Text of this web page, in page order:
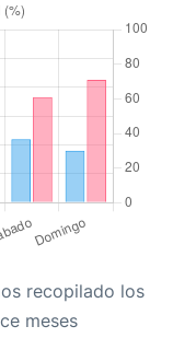
recopilado los
meses